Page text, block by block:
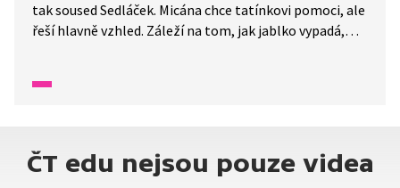
tak soused Sedláček. Micána chce tatínkovi pomoci, ale
řeší hlavně vzhled. Záleží na tom, jak jablko vypadá,
poctivě starat o jablka? Vysvětlíme si.
ČT edu nejsou pouze videa